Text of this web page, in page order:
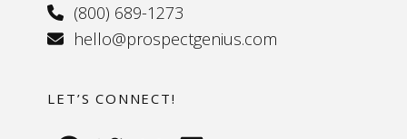
(800) 689-1273
hello@prospectgenius.com
LET’S CONNECT!